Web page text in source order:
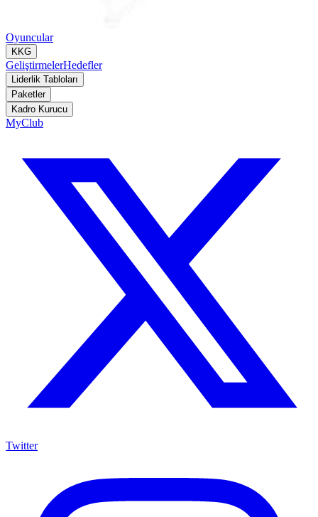
Oyuncular
KKG
GeliştirmelerHedefler
Liderlik Tabloları
Paketler
Kadro Kurucu
MyClub
Twitter